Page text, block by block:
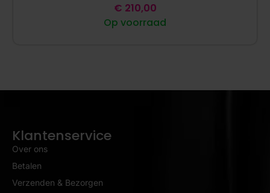
Op voorraad
€ 210,00
Klantenservice
Over ons
Betalen
Verzenden & Bezorgen